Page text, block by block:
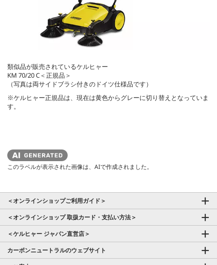
類似品が販売されているケルヒャー
KM 70/20 C＜正規品＞
（写真は両サイドブラシ付きのドイツ仕様品です）
※ケルヒャー正規品は、現在は黄色からグレーに切り替えとなっていま
す。
このラベルが表示された画像は、AIで作成されました。
＜オンラインショップご利用ガイド＞
＜オンラインショップ 取扱カード・支払い方法＞
＜ケルヒャー ジャパン直営店＞
カーボンニュートラルのウェブサイト